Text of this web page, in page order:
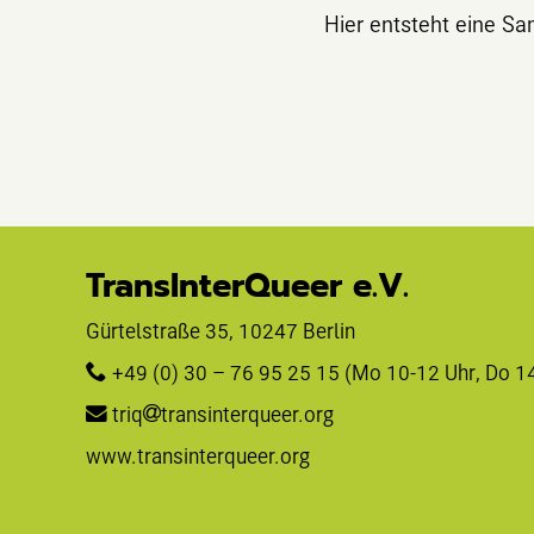
Hier entsteht eine
TransInterQueer e.V.
Gürtelstraße 35, 10247 Berlin
+49 (0) 30 – 76 95 25 15 (Mo 10-12 Uhr, Do
triq
transinterqueer.org
www.transinterqueer.org